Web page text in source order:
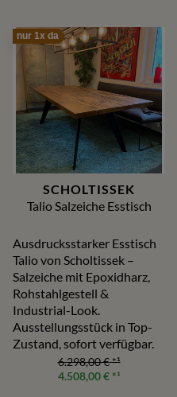
nur 1x da
SCHOLTISSEK
Talio Salzeiche Esstisch
Ausdrucksstarker Esstisch
Talio von Scholtissek –
Salzeiche mit Epoxidharz,
Rohstahlgestell &
Industrial-Look.
Ausstellungsstück in Top-
Zustand, sofort verfügbar.
6.298,00 €*¹
4.508,00 €*¹